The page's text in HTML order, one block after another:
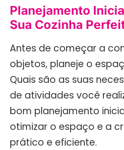
Planejamento
Sua Cozinha
Antes de começar a
objetos, planeje o
Quais são as suas
de atividades você
bom planejamento
otimizar o espaço e a
prático e eficiente.